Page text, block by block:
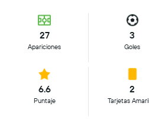
27
Apariciones
3
Goles
6.6
Puntaje
2
Tarjetas